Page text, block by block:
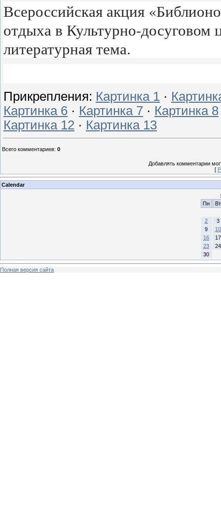
Всероссийская акция
отдыха в Культурно-досуговом
литературная тема.
Прикрепления: Картинка 1 ·
Картинка 6 · Картинка 7 · Картинка 8
Картинка 12 · Картинка 13
Всего комментариев: 0
Добавлять комментарии
[
Calendar
Пн
Вт
2
3
9
10
16
17
23
24
30
Полная версия сайта